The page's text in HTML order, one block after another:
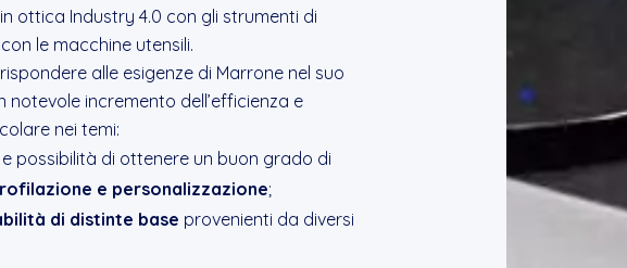
ottica Industry 4.0 con gli strumenti di
le macchine utensili.
alle esigenze di Marrone nel suo
incremento dell’efficienza e
nei temi:
possibilità di ottenere un buon grado di
e personalizzazione;
di distinte base provenienti da diversi